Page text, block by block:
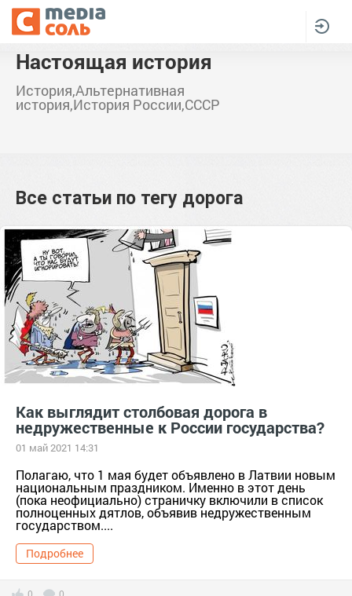
Настоящая история
История,Альтернативная
история,История России,СССР
Все статьи по тегу дорога
Как выглядит столбовая дорога в
недружественные к России государства?
01 май 2021 14:31
Полагаю, что 1 мая будет объявлено в Латвии новым
национальным праздником. Именно в этот день
(пока неофициально) страничку включили в список
полноценных дятлов, объявив недружественным
государством....
Подробнее